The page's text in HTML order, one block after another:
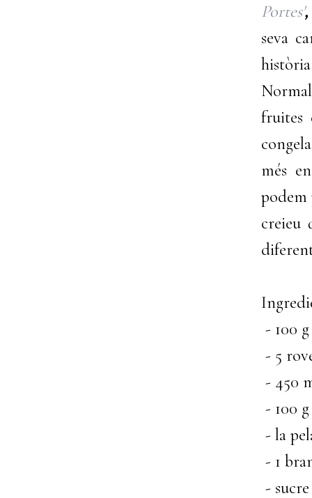
Portes'
seva
fruites
més
podem
creieu
- 100
- 5
- 450
- 100
- la
- 1
-